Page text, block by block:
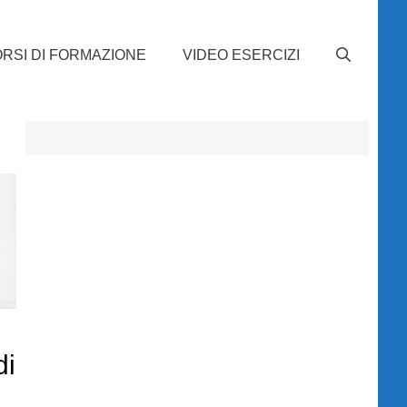
DI FORMAZIONE VIDEO ESERCIZI